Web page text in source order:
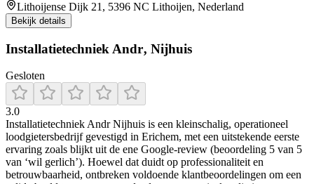
Lithoijense Dijk 21, 5396 NC Lithoijen, Nederland
Bekijk details
Installatietechniek Andr‚ Nijhuis
Gesloten
3.0
Installatietechniek Andr Nijhuis is een kleinschalig, operationeel
loodgietersbedrijf gevestigd in Erichem, met een uitstekende eerste
ervaring zoals blijkt uit de ene Google-review (beoordeling 5 van 5
van ‘wil gerlich’). Hoewel dat duidt op professionaliteit en
betrouwbaarheid, ontbreken voldoende klantbeoordelingen om een